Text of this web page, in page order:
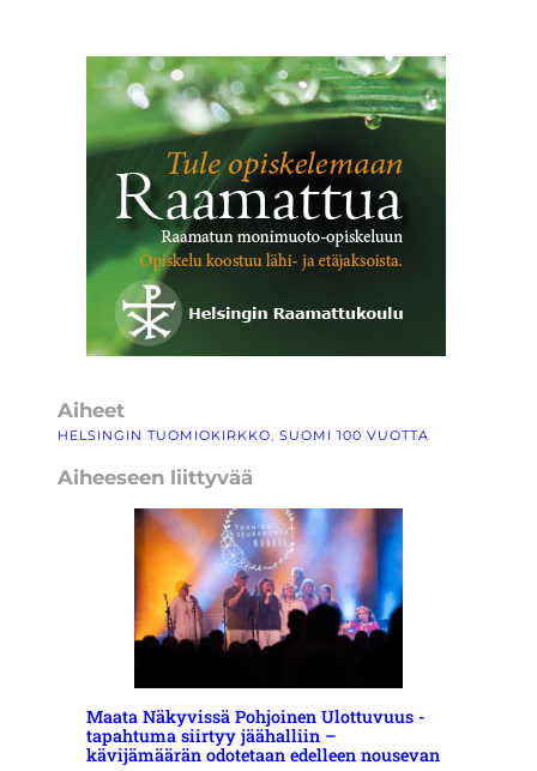
Aiheet
HELSINGIN TUOMIOKIRKKO, SUOMI 100 VUOTTA
Aiheeseen liittyvää
Maata Näkyvissä Pohjoinen Ulottuvuus -
tapahtuma siirtyy jäähalliin –
kävijämäärän odotetaan edelleen nousevan